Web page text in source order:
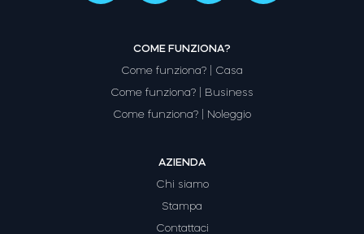
COME FUNZIONA?
Come funziona? | Casa
Come funziona? | Business
Come funziona? | Noleggio
AZIENDA
Chi siamo
Stampa
Contattaci